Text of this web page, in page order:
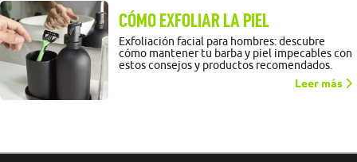
CÓMO EXFOLIAR LA PIEL
Exfoliación facial para hombres: descubre
cómo mantener tu barba y piel impecables con
estos consejos y productos recomendados.
Leer más